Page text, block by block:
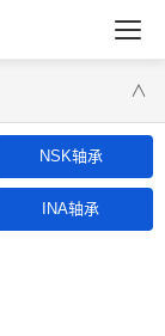
∨
NSK轴承
INA轴承